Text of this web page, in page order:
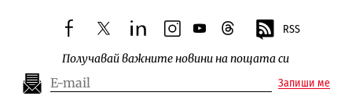
facebooktwitterlinkedininstagram
youtubethreads RSS
Получавай важните новини на пощата си
Запиши ме